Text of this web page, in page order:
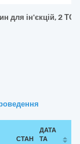
для ін'єкцій, 2
СТАН
ДАТА
ТА